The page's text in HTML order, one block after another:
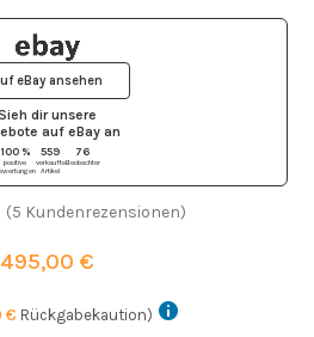
dir unsere
auf eBayan
100 %
positive
559
verkaufte
Artikel
76
Beobachter
eBay ansehen
(5 Kundenrezensionen)
495,00 €
€ Rückgabekaution)